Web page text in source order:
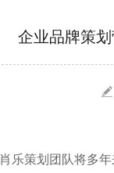
企业品牌策
肖乐策划团队将多